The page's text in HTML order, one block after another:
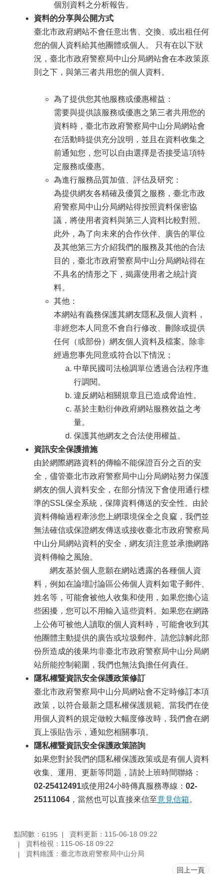
個別資料之分析報告。
資料的分享與公開方式
臺北市政府網站不會任意出售、交換、或出租任何
您的個人資料給其他團體或個人。 只有在以下狀
況，臺北市政府警察局中山分局網站會在本政策原
則之下，與第三者共用您的個人資料。
為了提供您其他服務或優惠權益：
需要與提供該服務或優惠之第三者共用您的
資料時，臺北市政府警察局中山分局網站會
在活動時提供充分說明，並且在資料收集之
前通知您，您可以自由選擇是否接受這項特
定服務或優惠。
為進行服務品質加值、評估及研究：
為提供網友各精確及優質之服務，臺北市政
府警察局中山分局網站得按照資料保密協
議，將使用者資料與第三人資料比較對照。
此外，為了向未來的合作伙伴、廣告的單位
及其他第三方介紹我們的服務及其他的合法
目的，臺北市政府警察局中山分局網站得在
不具名的情形之下，揭露使用者之統計資
料。
其他：
本網站有義務保護其網友隱私及個人資料，
非經您本人同意不會自行修改、刪除或提供
任何（或部份）網友個人資料及檔案。除非
經過您事先同意或符合以下情況；
中華民國司法檢調單位透過合法程序進
行調閱。
違反網站相關規章且已造成脅迫性。
基於主動衍伸政府網站服務效益之考
量。
保護其他網友之合法使用權益。
資訊安全保護措施
由於網際網路資料的傳輸不能保證百分之百的安
全，儘管臺北市政府警察局中山分局網站努力保護
網友的個人資料安全，在部分情況下會使用通行標
準的SSL保全系統，保障資料傳送的安全性。由於
資料傳輸過程牽涉您上網環境保全之良窳，我們並
無法確信或保證網友傳送或接收臺北市政府警察局
中山分局網站資料的安全，網友須注意並承擔網路
資料傳輸之風險。
網友基於個人意願在網站透露的各種個人資
料，例如在論壇討論區公佈個人資料如電子郵件、
姓名等，可能會被他人收集和使用，如果您擔心這
些困擾，您可以不用輸入這些資料。如果您在網路
上公佈可被他人讀取的個人資料時，可能會收到其
他團體主動提供的廣告或垃圾郵件。請您諒解此部
份所造成的後果均非臺北市政府警察局中山分局網
站所能控制範圍，我們也無法負擔任何責任。
隱私權暨資訊安全保護政策修訂
臺北市政府警察局中山分局網站會不定時修訂本項
政策，以符合最新之隱私權保護規範。當我們在使
用個人資料的規定做較大幅度修改時，我們會在網
頁上張貼告示，通知您相關事項。
隱私權暨資訊安全保護政策諮詢
如果您對於我們的隱私權保護政策或是有個人資料
收集、運用、更新等問題，請於上班時間聯絡：
02-25412491或使用24小時傳真服務專線： 02-
25111064 ，當然也可以直接來信至意見信箱。
點閱數： 6195
資料更新：115-06-18 09:22
資料檢視：115-06-18 09:22
資料維護：臺北市政府警察局中山分局
回上一頁